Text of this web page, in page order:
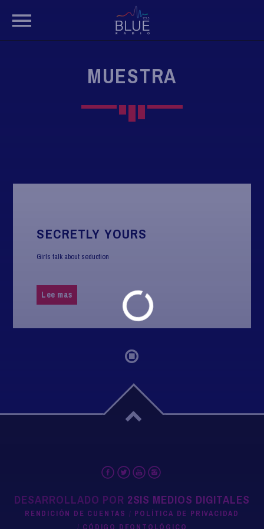
MUESTRA
SECRETLY YOURS
Girls talk about seduction
Lee mas
DESARROLLADO POR 2SIS MEDIOS DIGITALES
RENDICIÓN DE CUENTAS
POLÍTICA DE PRIVACIDAD